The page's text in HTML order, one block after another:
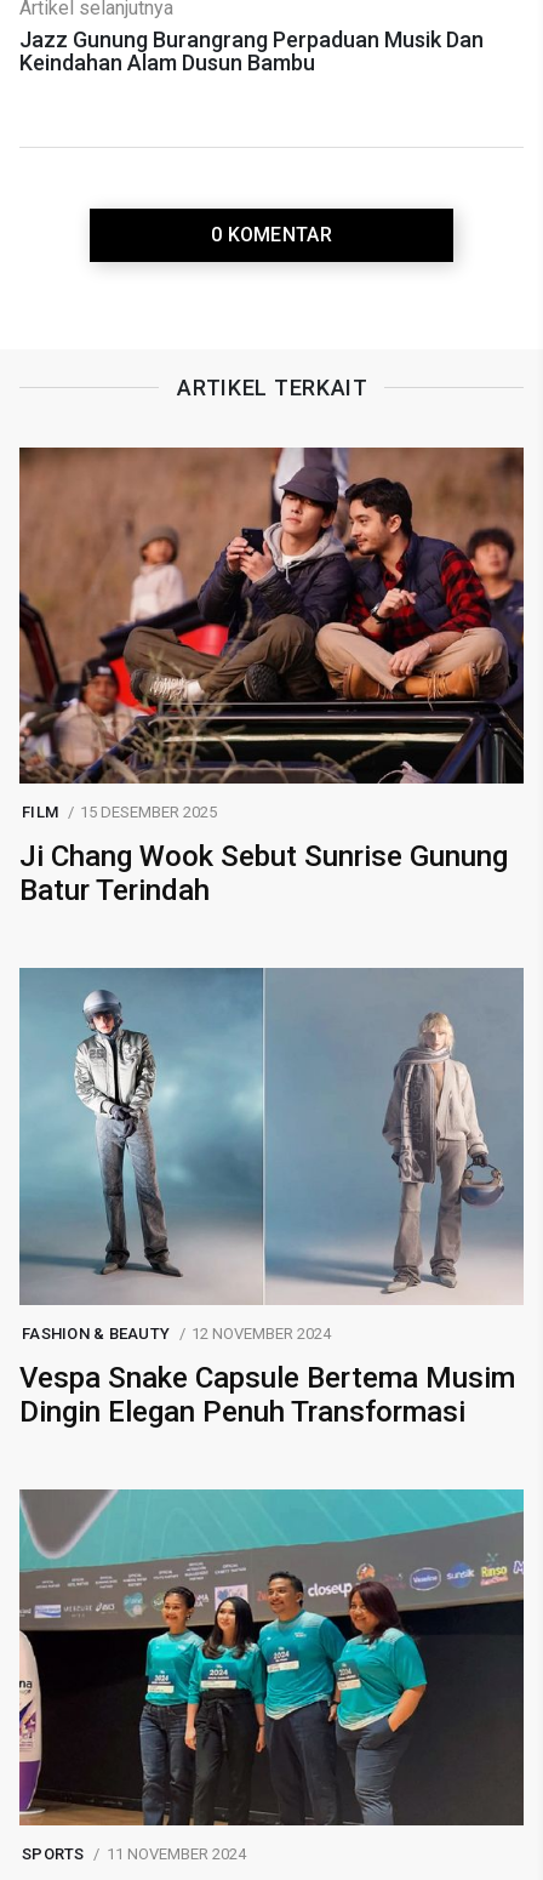
Artikel selanjutnya
Jazz Gunung Burangrang Perpaduan Musik Dan
Keindahan Alam Dusun Bambu
0 KOMENTAR
ARTIKEL TERKAIT
FILM 15 DESEMBER 2025
Ji Chang Wook Sebut Sunrise Gunung
Batur Terindah
FASHION & BEAUTY 12 NOVEMBER 2024
Vespa Snake Capsule Bertema Musim
Dingin Elegan Penuh Transformasi
SPORTS 11 NOVEMBER 2024